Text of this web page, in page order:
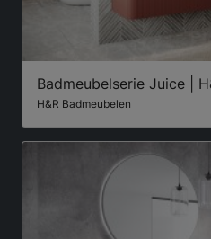
Badmeubelserie Juice |
H&R Badmeubelen